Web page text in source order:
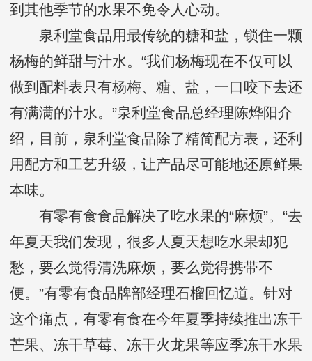
到其他季节的水果不免令人心动。
泉利堂食品用最传统的糖和盐，锁住一颗
杨梅的鲜甜与汁水。“我们杨梅现在不仅可以
做到配料表只有杨梅、糖、盐，一口咬下去还
有满满的汁水。”泉利堂食品总经理陈烨阳介
绍，目前，泉利堂食品除了精简配方表，还利
用配方和工艺升级，让产品尽可能地还原鲜果
本味。
有零有食食品解决了吃水果的“麻烦”。“去
年夏天我们发现，很多人夏天想吃水果却犯
愁，要么觉得清洗麻烦，要么觉得携带不
便。”有零有食品牌部经理石榴回忆道。针对
这个痛点，有零有食在今年夏季持续推出冻干
芒果、冻干草莓、冻干火龙果等应季冻干水果